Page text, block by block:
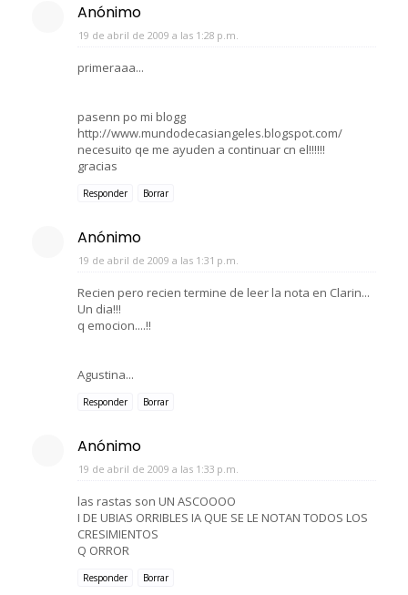
Anónimo
19 de abril de 2009 a las 1:28 p.m.
primeraaa...
pasenn po mi blogg
http://www.mundodecasiangeles.blogspot.com/
necesuito qe me ayuden a continuar cn el!!!!!!
gracias
Responder Borrar
Anónimo
19 de abril de 2009 a las 1:31 p.m.
Recien pero recien termine de leer la nota en Clarin...
Un dia!!!
q emocion....!!
Agustina...
Responder Borrar
Anónimo
19 de abril de 2009 a las 1:33 p.m.
las rastas son UN ASCOOOO
I DE UBIAS ORRIBLES IA QUE SE LE NOTAN TODOS LOS
CRESIMIENTOS
Q ORROR
Responder Borrar